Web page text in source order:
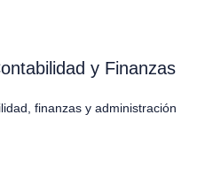
y Finanzas
finanzas y administración